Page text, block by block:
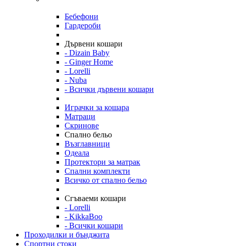
Бебефони
Гардероби
Дървени кошари
- Dizain Baby
- Ginger Home
- Lorelli
- Nuba
- Всички дървени кошари
Играчки за кошара
Матраци
Скринове
Спално бельо
Възглавници
Одеала
Протектори за матрак
Спални комплекти
Всичко от спално бельо
Сгъваеми кошари
- Lorelli
- KikkaBoo
- Всички кошари
Проходилки и бънджита
Спортни стоки